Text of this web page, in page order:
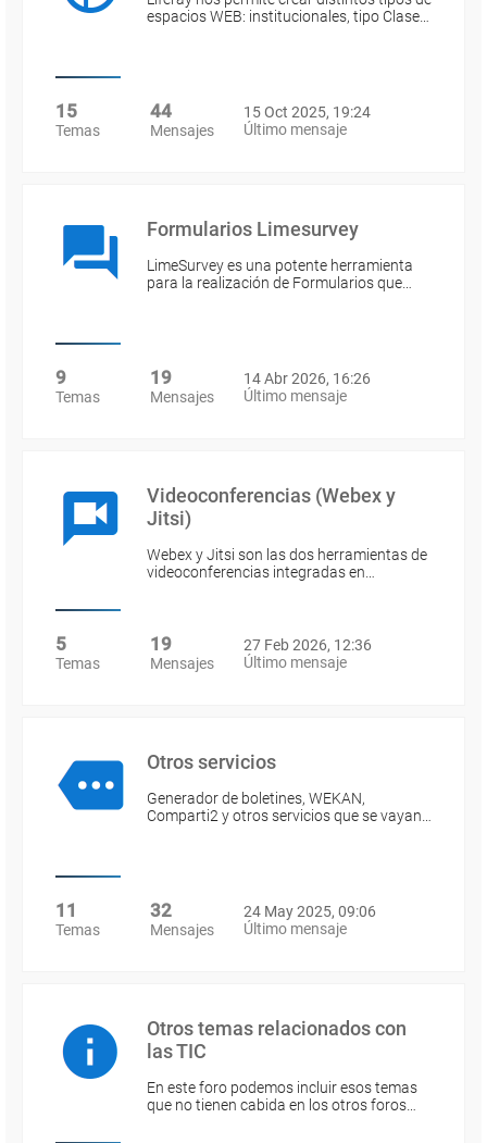
espacios WEB: institucionales, tipo Clase…
15
Temas
44
Mensajes
15 Oct 2025, 19:24
Último mensaje
Formularios Limesurvey
LimeSurvey es una potente herramienta
para la realización de Formularios que…
9
Temas
19
Mensajes
14 Abr 2026, 16:26
Último mensaje
Videoconferencias (Webex y
Jitsi)
Webex y Jitsi son las dos herramientas de
videoconferencias integradas en…
5
Temas
19
Mensajes
27 Feb 2026, 12:36
Último mensaje
Otros servicios
Generador de boletines, WEKAN,
Comparti2 y otros servicios que se vayan…
11
Temas
32
Mensajes
24 May 2025, 09:06
Último mensaje
Otros temas relacionados con
las TIC
En este foro podemos incluir esos temas
que no tienen cabida en los otros foros…